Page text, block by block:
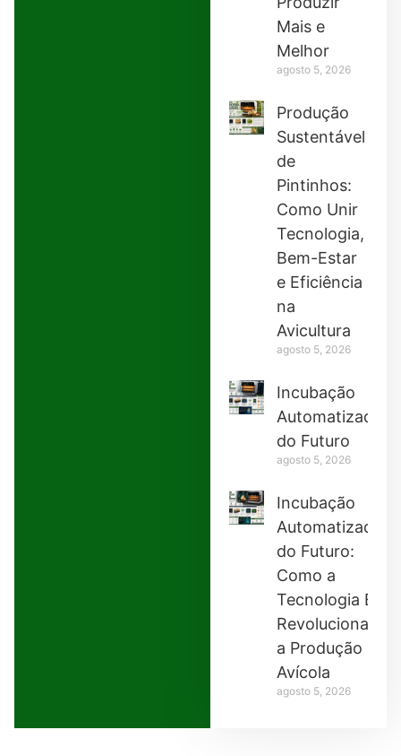
Mais e
Melhor
agosto 5, 2026
Produção
Sustentável
de
Pintinhos:
Como Unir
Tecnologia,
Bem-Estar
e Eficiência
na
Avicultura
agosto 5, 2026
Incubação
Automatizada
do Futuro
agosto 5, 2026
Incubação
Automatizada
do Futuro:
Como a
Tecnologia Está
Revolucionando
a Produção
Avícola
agosto 5, 2026